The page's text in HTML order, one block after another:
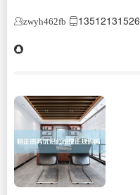
zwyh462fb 13512131526